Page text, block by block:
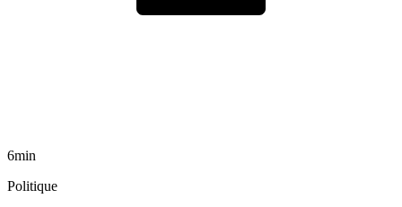
6min
Politique